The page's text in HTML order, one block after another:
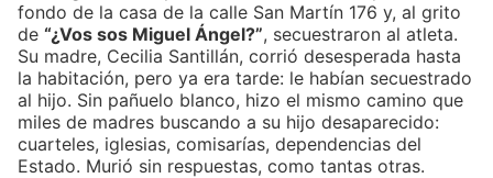
fondo de la casa de la calle San Martín 176 y, al grito
de “¿Vos sos Miguel Ángel?”, secuestraron al atleta.
Su madre, Cecilia Santillán, corrió desesperada hasta
la habitación, pero ya era tarde: le habían secuestrado
al hijo. Sin pañuelo blanco, hizo el mismo camino que
miles de madres buscando a su hijo desaparecido:
cuarteles, iglesias, comisarías, dependencias del
Estado. Murió sin respuestas, como tantas otras.